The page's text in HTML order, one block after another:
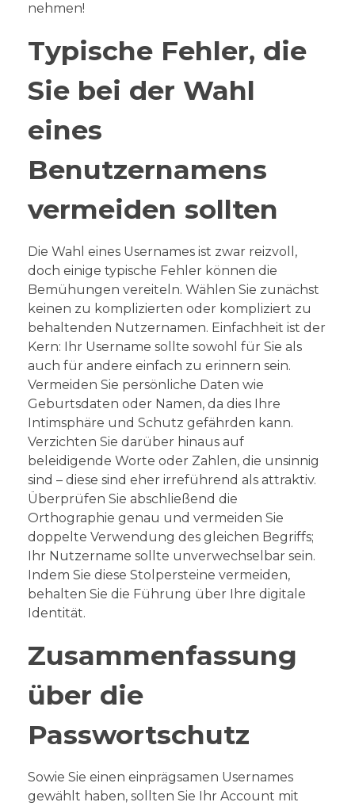
nehmen!
Typische Fehler, die
Sie bei der Wahl
eines
Benutzernamens
vermeiden sollten
Die Wahl eines Usernames ist zwar reizvoll,
doch einige typische Fehler können die
Bemühungen vereiteln. Wählen Sie zunächst
keinen zu komplizierten oder kompliziert zu
behaltenden Nutzernamen. Einfachheit ist der
Kern: Ihr Username sollte sowohl für Sie als
auch für andere einfach zu erinnern sein.
Vermeiden Sie persönliche Daten wie
Geburtsdaten oder Namen, da dies Ihre
Intimsphäre und Schutz gefährden kann.
Verzichten Sie darüber hinaus auf
beleidigende Worte oder Zahlen, die unsinnig
sind – diese sind eher irreführend als attraktiv.
Überprüfen Sie abschließend die
Orthographie genau und vermeiden Sie
doppelte Verwendung des gleichen Begriffs;
Ihr Nutzername sollte unverwechselbar sein.
Indem Sie diese Stolpersteine vermeiden,
behalten Sie die Führung über Ihre digitale
Identität.
Zusammenfassung
über die
Passwortschutz
Sowie Sie einen einprägsamen Usernames
gewählt haben, sollten Sie Ihr Account mit